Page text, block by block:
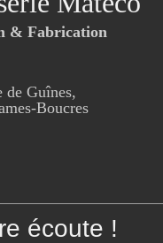
& Fabrication
de Guînes,
Boucres
écoute !